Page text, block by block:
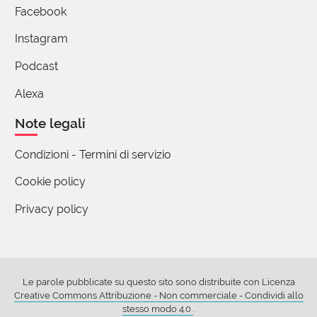
...tanto m’aggrada il tuo comandamento,
più non t’è uo' ch'aprirmi il tuo talento...
richieste. Non sempre gli ordini sono gravosi.
10 reazioni
Nessuno ha il diritto di obbedire
Facebook
Instagram
Podcast
Alexa
Note legali
Condizioni - Termini di servizio
Cookie policy
Privacy policy
Le parole pubblicate su questo sito sono distribuite con Licenza
Creative Commons Attribuzione - Non commerciale - Condividi allo
stesso modo 4.0 .